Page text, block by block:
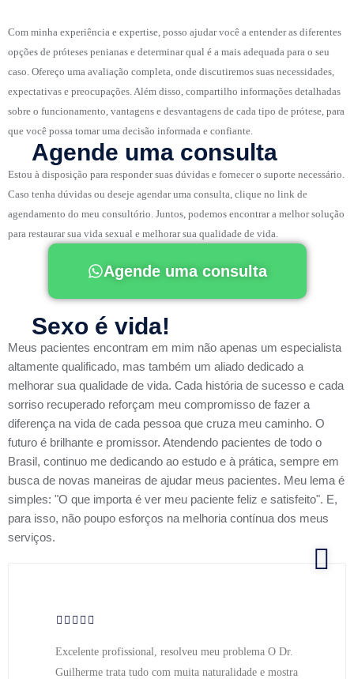
Com minha experiência e expertise, posso ajudar você a entender as diferentes
opções de próteses penianas e determinar qual é a mais adequada para o seu
caso. Ofereço uma avaliação completa, onde discutiremos suas necessidades,
expectativas e preocupações. Além disso, compartilho informações detalhadas
sobre o funcionamento, vantagens e desvantagens de cada tipo de prótese, para
que você possa tomar uma decisão informada e confiante.
Agende uma consulta
Estou à disposição para responder suas dúvidas e fornecer o suporte necessário.
Caso tenha dúvidas ou deseje agendar uma consulta, clique no link de
agendamento do meu consultório. Juntos, podemos encontrar a melhor solução
para restaurar sua vida sexual e melhorar sua qualidade de vida.
Agende uma consulta
Sexo é vida!
Meus pacientes encontram em mim não apenas um especialista
altamente qualificado, mas também um aliado dedicado a
melhorar sua qualidade de vida. Cada história de sucesso e cada
sorriso recuperado reforçam meu compromisso de fazer a
diferença na vida de cada pessoa que cruza meu caminho. O
futuro é brilhante e promissor. Atendendo pacientes de todo o
Brasil, continuo me dedicando ao estudo e à prática, sempre em
busca de novas maneiras de ajudar meus pacientes. Meu lema é
simples: "O que importa é ver meu paciente feliz e satisfeito". E,
para isso, não poupo esforços na melhoria contínua dos meus
serviços.
Excelente profissional, resolveu meu problema O Dr.
Guilherme trata tudo com muita naturalidade e mostra